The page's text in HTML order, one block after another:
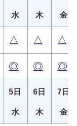
水 木 金
△ △ △
◎ ◎ ◎
5日
水
6日
木
7日
金